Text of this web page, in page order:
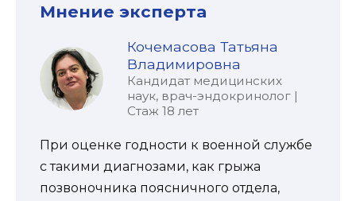
Мнение эксперта
Кочемасова Татьяна
Владимировна
Кандидат медицинских
наук, врач-эндокринолог |
Стаж 18 лет
При оценке годности к военной службе
с такими диагнозами, как грыжа
позвоночника поясничного отдела,